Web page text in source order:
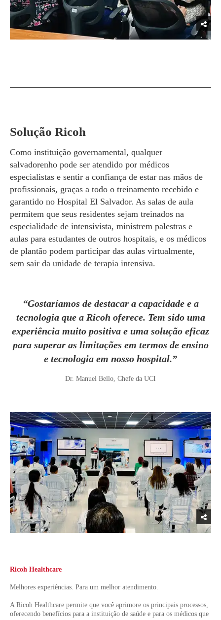
Solução Ricoh
Como instituição governamental, qualquer
salvadorenho pode ser atendido por médicos
especialistas e sentir a confiança de estar nas mãos de
profissionais, graças a todo o treinamento recebido e
garantido no Hospital El Salvador. As salas de aula
permitem que seus residentes sejam treinados na
especialidade de intensivista, ministrem palestras e
aulas para estudantes de outros hospitais, e os médicos
de plantão podem participar das aulas virtualmente,
sem sair da unidade de terapia intensiva.
“Gostaríamos de destacar a capacidade e a
tecnologia que a Ricoh oferece. Tem sido uma
experiência muito positiva e uma solução eficaz
para superar as limitações em termos de ensino
e tecnologia em nosso hospital.”
Dr. Manuel Bello, Chefe da UCI
Ricoh Healthcare
Melhores experiências. Para um melhor atendimento.
A Ricoh Healthcare permite que você aprimore os principais processos,
oferecendo benefícios para a instituição de saúde e para os médicos que